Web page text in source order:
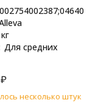
и алое вера
Для средних
₽
несколько штук